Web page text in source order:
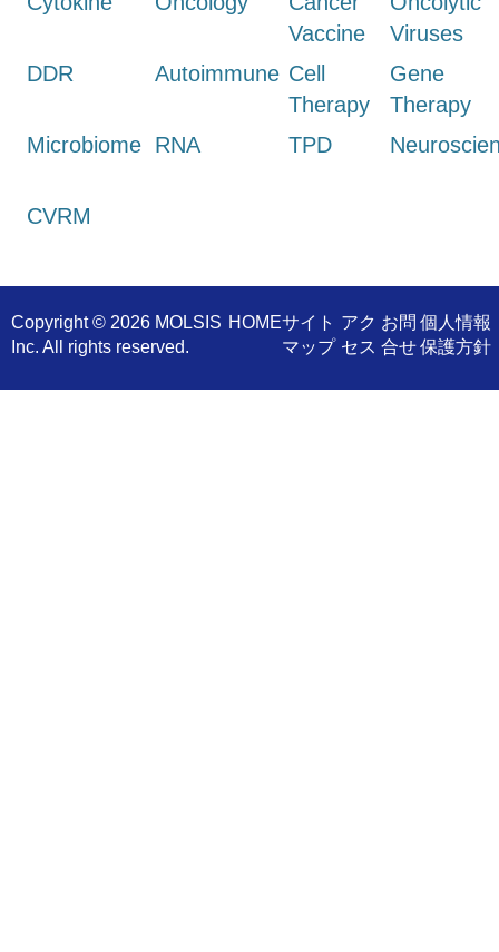
Vaccine
Viruses
DDR
Autoimmune Cell
Therapy
Gene
Therapy
Microbiome RNA TPD
CVRM
Copyright © 2026 MOLSIS
Inc. All rights reserved.
​HOMEサイト
マップ
アク
セス
お問
合せ
個人情報
保護方針